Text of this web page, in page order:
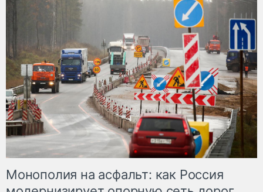
Монополия на асфальт: как Россия